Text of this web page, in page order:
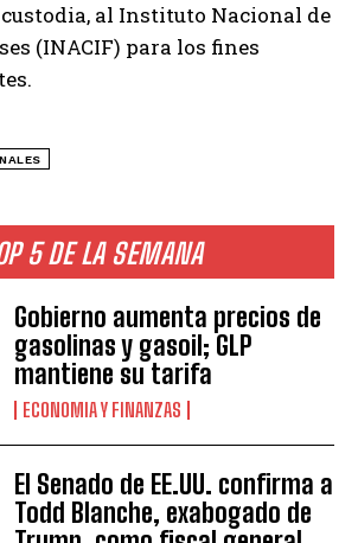
5 DE LA SEMANA
Gobierno aumenta precios de
gasolinas y gasoil; GLP
mantiene su tarifa
ECONOMIA Y FINANZAS
El Senado de EE.UU. confirma a
Todd Blanche, exabogado de
custodia, al Instituto Nacional de
(INACIF) para los fines